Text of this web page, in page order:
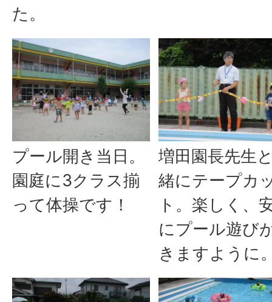
た。
プール開き当日。
園庭に3クラス揃
って体操です！
増田園長先生
緒にテープカ
ト。楽しく、
にプール遊び
きますように